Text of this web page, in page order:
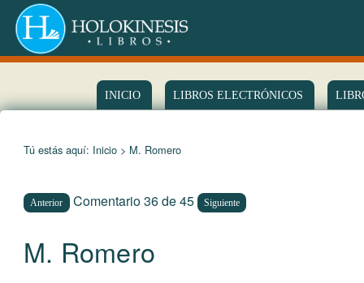
INICIO LIBROS ELECTRÓNICOS
Tú estás aquí: Inicio > M. Romero
Anterior Comentario 36 de 45 Siguiente
M. Romero